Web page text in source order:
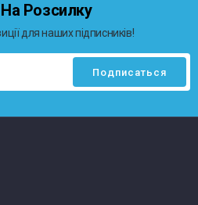
Розсилку
для наших підписників!